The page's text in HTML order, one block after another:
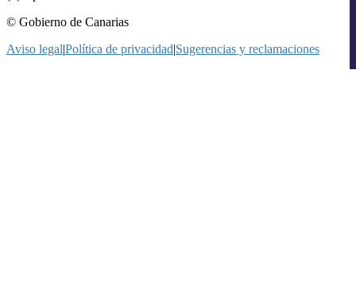
© Gobierno de Canarias
Aviso legal|Política de privacidad|Sugerencias y reclamaciones